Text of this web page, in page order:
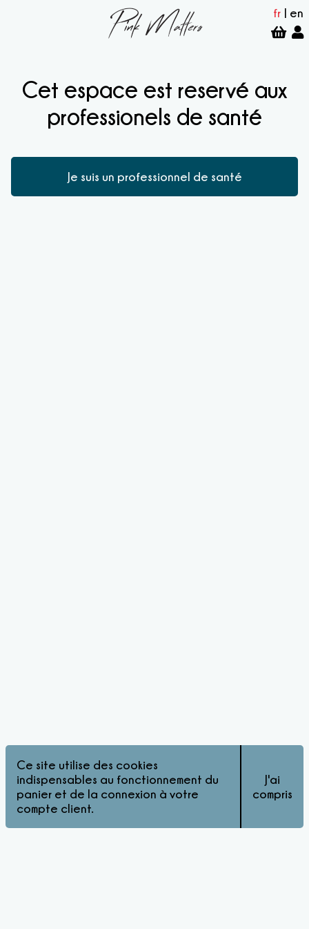
fr | en
Cet espace est reservé aux
professionels de santé
Je suis un professionnel de santé
Ce site utilise des cookies
indispensables au fonctionnement du
panier et de la connexion à votre
compte client.
J'ai
compris